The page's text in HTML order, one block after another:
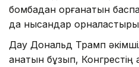
бомбадан қорғанатын
да нысандар
Дау Дональд Трамп
қанатын бұзып,